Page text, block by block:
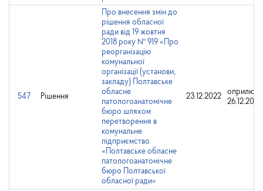
547 Рішення
Про внесення змін до
рішення обласної
ради від 19 жовтня
2018 року № 919 «Про
реорганізацію
комунальної
організації (установи,
закладу) Полтавське
обласне
патологоанатомічне
бюро шляхом
перетворення в
комунальне
підприємство
«Полтавське обласне
патологоанатомічне
бюро Полтавської
обласної ради»
23.12.2022
26.12.2022